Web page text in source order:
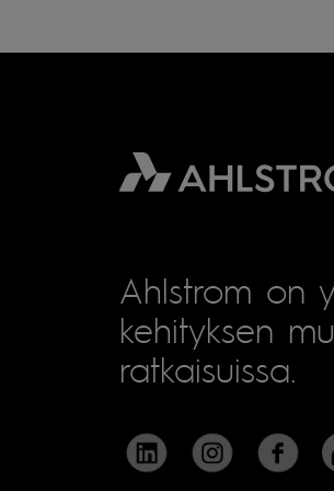
Ahlstrom on
kehityksen
ratkaisuissa.